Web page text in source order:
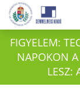
FIGYELEM:
NAPOKON A
LESZ: